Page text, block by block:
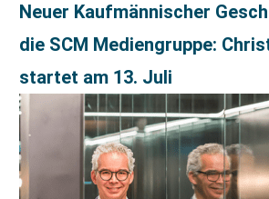
Neuer Kaufmännischer
die SCM Mediengruppe:
startet am 13. Juli